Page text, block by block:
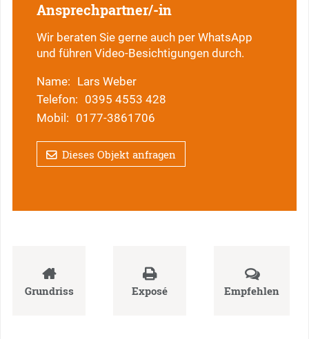
Ansprechpartner/-in
Wir beraten Sie gerne auch per WhatsApp
und führen Video-Besichtigungen durch.
Name: Lars Weber
Telefon: 0395 4553 428
Mobil: 0177-3861706
Dieses Objekt anfragen
Grundriss Exposé Empfehlen